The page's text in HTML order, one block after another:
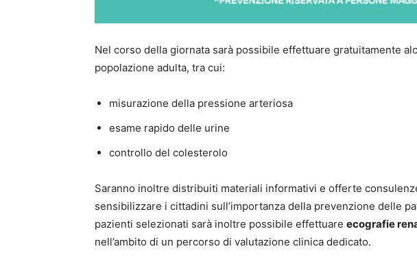
Nel corso della giornata sarà possibile effettuare gratuitamente
popolazione adulta, tra cui:
misurazione della pressione arteriosa
esame rapido delle urine
controllo del colesterolo
Saranno inoltre distribuiti materiali informativi e offerte
sensibilizzare i cittadini sull’importanza della prevenzione delle
pazienti selezionati sarà inoltre possibile effettuare ecografie
nell’ambito di un percorso di valutazione clinica dedicato.